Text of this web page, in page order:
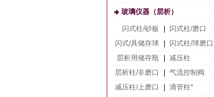
玻璃仪器（层析）
闪式柱/砂板
闪式柱/磨口
闪式/具储存球
闪式柱/球磨口
层析用储存瓶
减压柱
层析柱/非磨口
气流控制阀
减压柱/上磨口
滴管柱*